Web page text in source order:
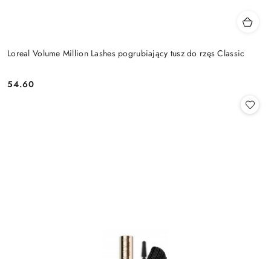
Loreal Volume Million Lashes pogrubiający tusz do rzęs Classic
Cena:
54.60